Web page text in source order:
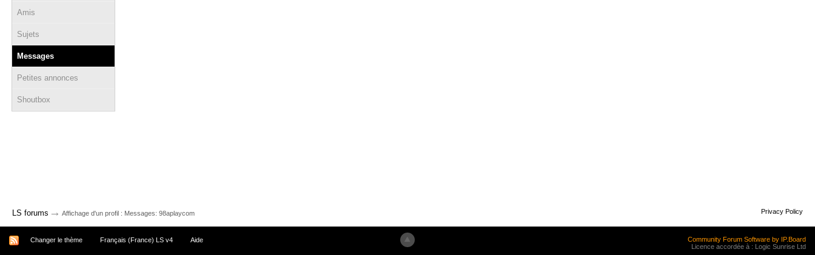
Amis
Sujets
Messages
Petites annonces
Shoutbox
LS forums → Affichage d'un profil : Messages: 98aplaycom Privacy Policy
Changer le thème Français (France) LS v4 Aide
Community Forum Software by IP.Board
Licence accordée à : Logic Sunrise Ltd